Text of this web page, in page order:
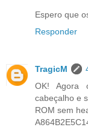
Espero que
Responder
TragicM
OK! Agora
cabeçalho e
ROM sem